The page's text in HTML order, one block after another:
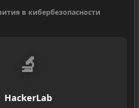
в кибербезопасности
🔬
HackerLab